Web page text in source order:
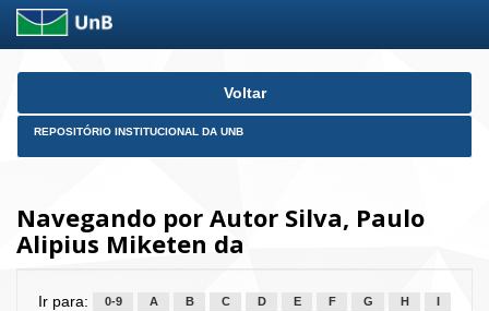
Skip
Voltar
REPOSITÓRIO INSTITUCIONAL DA UNB
Navegando por Autor Silva, Paulo
Alipius Miketen da
Ir para: 0-9 A B C D E F G H